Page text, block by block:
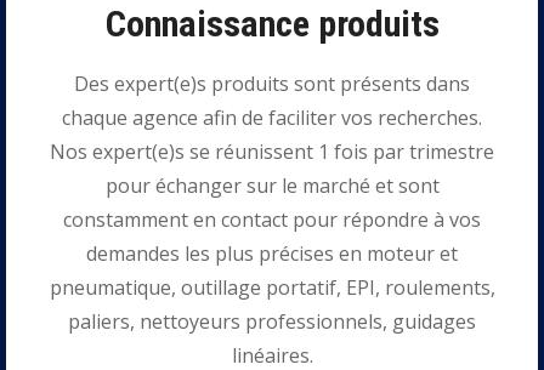
Connaissance produits
Des expert(e)s produits sont présents dans
chaque agence afin de faciliter vos recherches.
Nos expert(e)s se réunissent 1 fois par trimestre
pour échanger sur le marché et sont
constamment en contact pour répondre à vos
demandes les plus précises en moteur et
pneumatique, outillage portatif, EPI, roulements,
paliers, nettoyeurs professionnels, guidages
linéaires.